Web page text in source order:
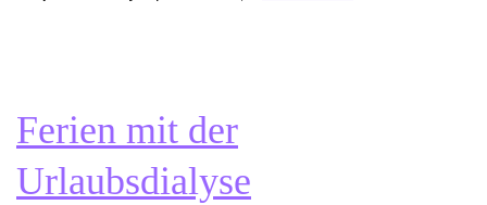
Ferien mit der
Urlaubsdialyse